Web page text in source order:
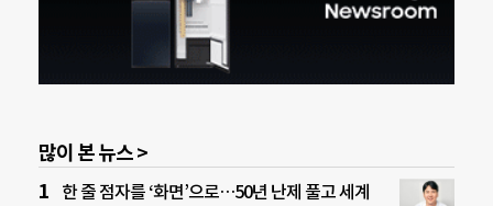
많이 본 뉴스 >
한 줄 점자를 ‘화면’으로…50년 난제 풀고 세계